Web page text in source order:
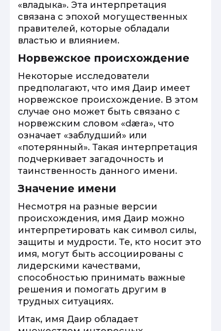
«владыка». Эта интерпретация
связана с эпохой могущественных
правителей, которые обладали
властью и влиянием.
Норвежское происхождение
Некоторые исследователи
предполагают, что имя Даир имеет
норвежское происхождение. В этом
случае оно может быть связано с
норвежским словом «dæra», что
означает «заблудший» или
«потерянный». Такая интерпретация
подчеркивает загадочность и
таинственность данного имени.
Значение имени
Несмотря на разные версии
происхождения, имя Даир можно
интерпретировать как символ силы,
защиты и мудрости. Те, кто носит это
имя, могут быть ассоциированы с
лидерскими качествами,
способностью принимать важные
решения и помогать другим в
трудных ситуациях.
Итак, имя Даир обладает